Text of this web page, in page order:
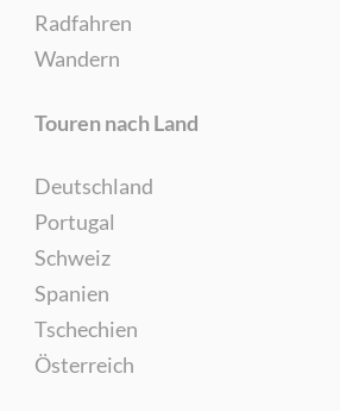
Radfahren
Wandern
Touren nach Land
Deutschland
Portugal
Schweiz
Spanien
Tschechien
Österreich